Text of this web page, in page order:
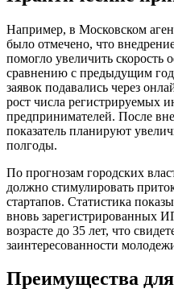
Например, в Московском
было отмечено, что
помогло увеличить скорость
сравнению с предыдущим
заявок подавались через
рост числа регистрируемых
предпринимателей. После
показатель планируют
полгоды.
По прогнозам городских
должно стимулировать
стартапов. Статистика
вновь зарегистрированных
возрасте до 35 лет, что
заинтересованности
Преимущества для